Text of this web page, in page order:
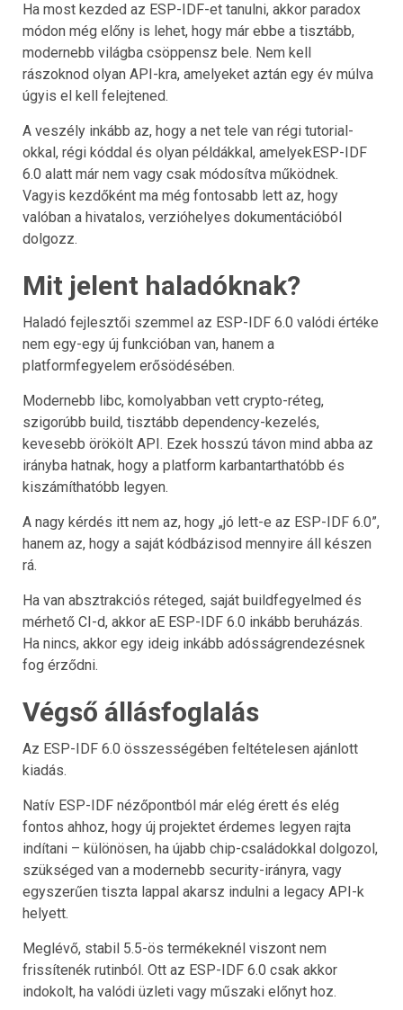
Ha most kezded az ESP-IDF-et tanulni, akkor paradox
módon még előny is lehet, hogy már ebbe a tisztább,
modernebb világba csöppensz bele. Nem kell
rászoknod olyan API-kra, amelyeket aztán egy év múlva
úgyis el kell felejtened.
A veszély inkább az, hogy a net tele van régi tutorial-
okkal, régi kóddal és olyan példákkal, amelyekESP-IDF
6.0 alatt már nem vagy csak módosítva működnek.
Vagyis kezdőként ma még fontosabb lett az, hogy
valóban a hivatalos, verzióhelyes dokumentációból
dolgozz.
Mit jelent haladóknak?
Haladó fejlesztői szemmel az ESP-IDF 6.0 valódi értéke
nem egy-egy új funkcióban van, hanem a
platformfegyelem erősödésében.
Modernebb libc, komolyabban vett crypto-réteg,
szigorúbb build, tisztább dependency-kezelés,
kevesebb örökölt API. Ezek hosszú távon mind abba az
irányba hatnak, hogy a platform karbantarthatóbb és
kiszámíthatóbb legyen.
A nagy kérdés itt nem az, hogy „jó lett-e az ESP-IDF 6.0”,
hanem az, hogy a saját kódbázisod mennyire áll készen
rá.
Ha van absztrakciós réteged, saját buildfegyelmed és
mérhető CI-d, akkor aE ESP-IDF 6.0 inkább beruházás.
Ha nincs, akkor egy ideig inkább adósságrendezésnek
fog érződni.
Végső állásfoglalás
Az ESP-IDF 6.0 összességében feltételesen ajánlott
kiadás.
Natív ESP-IDF nézőpontból már elég érett és elég
fontos ahhoz, hogy új projektet érdemes legyen rajta
indítani – különösen, ha újabb chip-családokkal dolgozol,
szükséged van a modernebb security-irányra, vagy
egyszerűen tiszta lappal akarsz indulni a legacy API-k
helyett.
Meglévő, stabil 5.5-ös termékeknél viszont nem
frissítenék rutinból. Ott az ESP-IDF 6.0 csak akkor
indokolt, ha valódi üzleti vagy műszaki előnyt hoz.